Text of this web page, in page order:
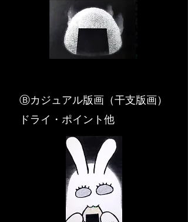
​Ⓑカジュアル版画（干支版画）
ドライ・ポイント他